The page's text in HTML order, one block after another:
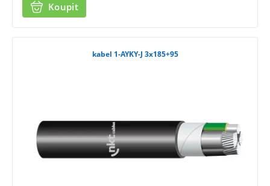
Koupit
kabel 1-AYKY-J 3x185+95